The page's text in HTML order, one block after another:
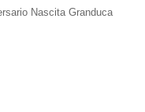
Nascita Granduca